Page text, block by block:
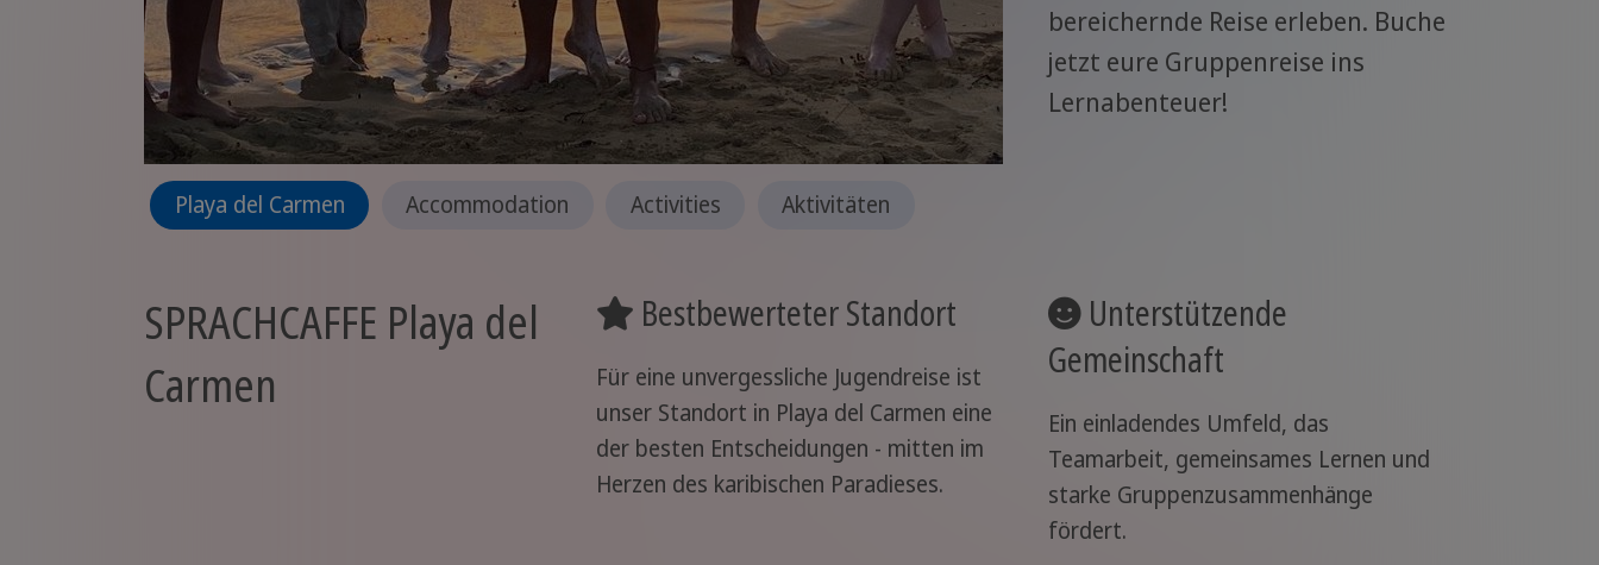
bereichernde Reise erleben. Buche
jetzt eure Gruppenreise ins
Lernabenteuer!
Playa del Carmen Accommodation Activities Aktivitäten
SPRACHCAFFE Playa del
Carmen
Bestbewerteter Standort
Für eine unvergessliche Jugendreise ist
unser Standort in Playa del Carmen eine
der besten Entscheidungen - mitten im
Herzen des karibischen Paradieses.
Unterstützende
Gemeinschaft
Ein einladendes Umfeld, das
Teamarbeit, gemeinsames Lernen und
starke Gruppenzusammenhänge
fördert.